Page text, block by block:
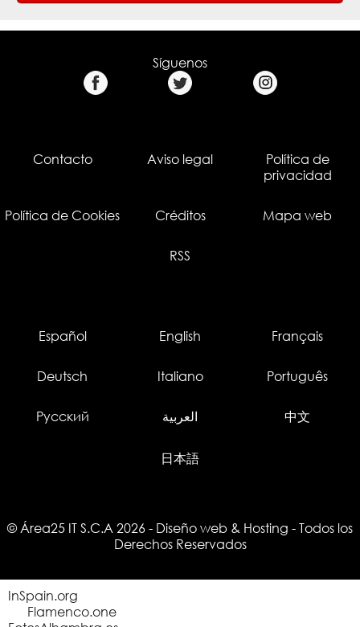
Síguenos
Contacto Aviso legal
Política de
privacidad
Política de Cookies Créditos Mapa web
RSS
Español English Français
Deutsch Italiano Português
Русский العربية 中文
日本語
© Área25 IT S.C.A 2026 - Diseño web & Hosting - Todos los
Derechos Reservados
InSpain.org
Flamenco.one